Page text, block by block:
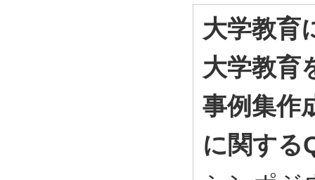
大学教
大学教育
事例集作
に関する